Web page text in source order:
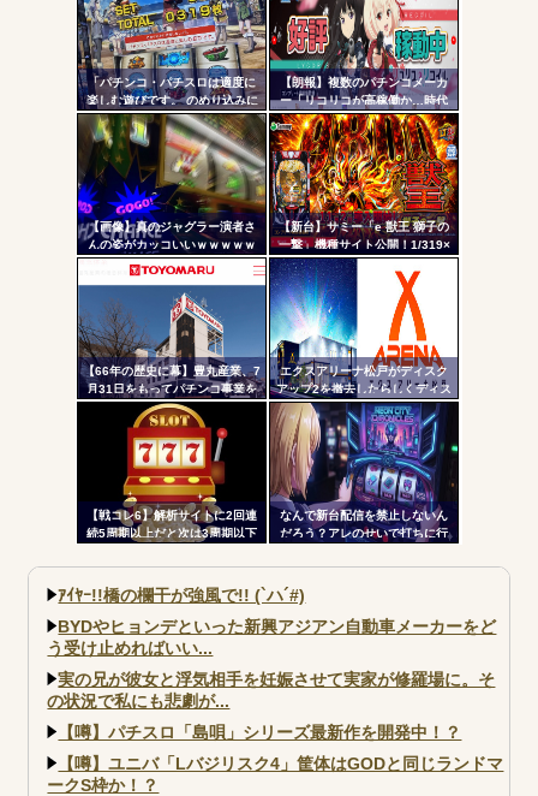
Powered by livedoor 相互RSS
「パチンコ・パチスロは適度に
楽しむ遊びです。 のめり込みに
注意しましょう。」←これおか
しいだろｗｗｗ
【朗報】複数のパチンコメーカ
ー「リコリコが高稼働か…時代
はライトミドルだ！」
【画像】真のジャグラー演者さ
んの姿がカッコいいｗｗｗｗｗ
【新台】サミー「e 獣王 獅子の
一撃」機種サイト公開！1/319×
ドデカSTRAIGHT、右の1/2で平
均9,800個のサバチャンに突入
【66年の歴史に幕】豊丸産業、7
月31日をもってパチンコ事業を
停止へ ナナシーやコマコマ倶
楽部マやウィッチブレイド…た
くさんの名機をありがとう
エクスアリーナ松戸がディスク
アップ2を撤去したらしくディス
クアッパーさん達から落胆の声
【戦コレ6】解析サイトに2回連
続5周期以上だと次は3周期以下
たんだが…ふざけんな！！！
なんで新台配信を禁止しないん
だろう？アレのせいで打ちに行
ンク
自動
更新
ツー
ル
ｱｲﾔｰ!!橋の欄干が強風で!! (`ハ´#)
BYDやヒョンデといった新興アジアン自動車メーカーをど
う受け止めればいい...
実の兄が彼女と浮気相手を妊娠させて実家が修羅場に。そ
の状況で私にも悲劇が...
【噂】パチスロ「島唄」シリーズ最新作を開発中！？
【噂】ユニバ「Lバジリスク4」筐体はGODと同じランドマ
ークS枠か！？